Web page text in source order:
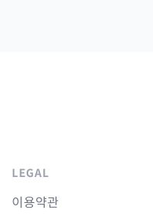
LEGAL
이용약관